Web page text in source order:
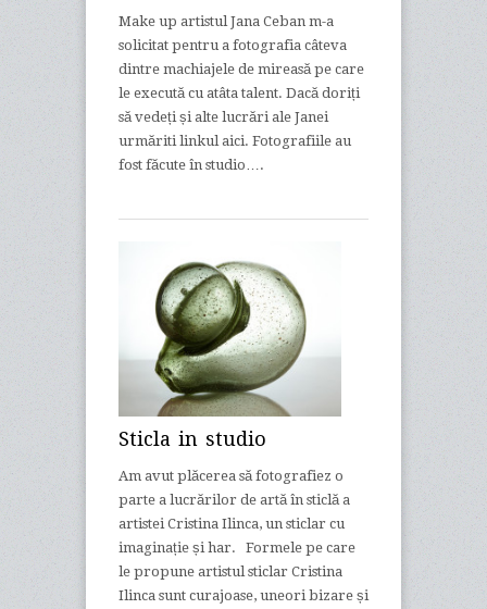
Make up artistul Jana Ceban m-a
solicitat pentru a fotografia câteva
dintre machiajele de mireasă pe care
le execută cu atâta talent. Dacă doriți
să vedeți și alte lucrări ale Janei
urmăriti linkul aici. Fotografiile au
fost făcute în studio….
Sticla in studio
Am avut plăcerea să fotografiez o
parte a lucrărilor de artă în sticlă a
artistei Cristina Ilinca, un sticlar cu
imaginație și har. Formele pe care
le propune artistul sticlar Cristina
Ilinca sunt curajoase, uneori bizare și